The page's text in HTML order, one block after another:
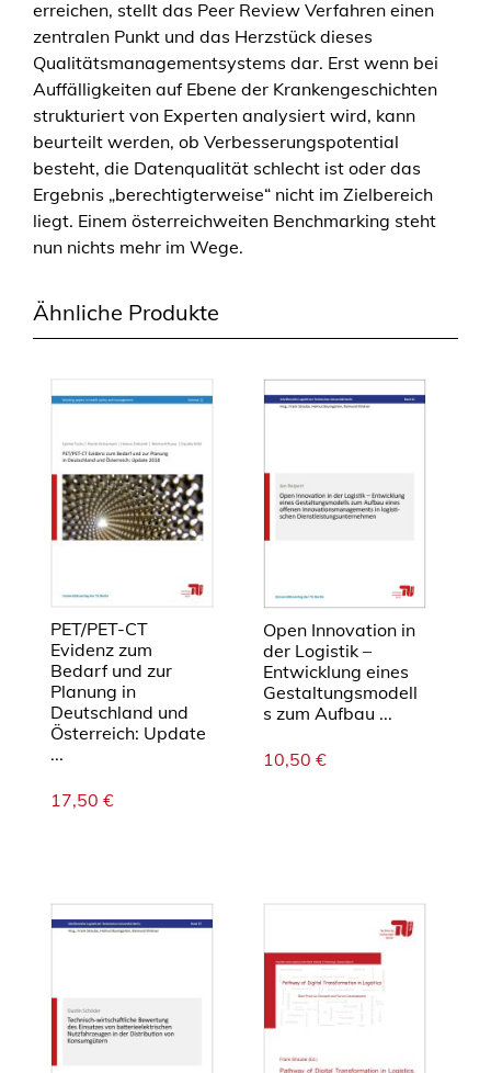
erreichen, stellt das Peer Review Verfahren einen
zentralen Punkt und das Herzstück dieses
Qualitätsmanagementsystems dar. Erst wenn bei
Auffälligkeiten auf Ebene der Krankengeschichten
strukturiert von Experten analysiert wird, kann
beurteilt werden, ob Verbesserungspotential
besteht, die Datenqualität schlecht ist oder das
Ergebnis „berechtigterweise“ nicht im Zielbereich
liegt. Einem österreichweiten Benchmarking steht
nun nichts mehr im Wege.
Ähnliche Produkte
PET/PET-CT
Evidenz zum
Bedarf und zur
Planung in
Deutschland und
Österreich: Update
...
17,50 €
Open Innovation in
der Logistik –
Entwicklung eines
Gestaltungsmodell
s zum Aufbau ...
10,50 €